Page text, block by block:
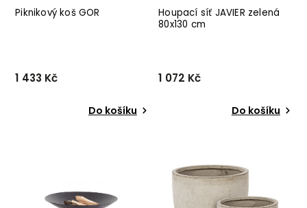
Piknikový koš GOR
1 433 Kč
Do košíku
přírodního ratanu. ✅ krásný
Houpací síť JAVIER zelená
80x130 cm
1 072 Kč
Do košíku
z bavlny a polyesteru
pro vaši zahradu nebo
domov. ✅ krásný nábytek